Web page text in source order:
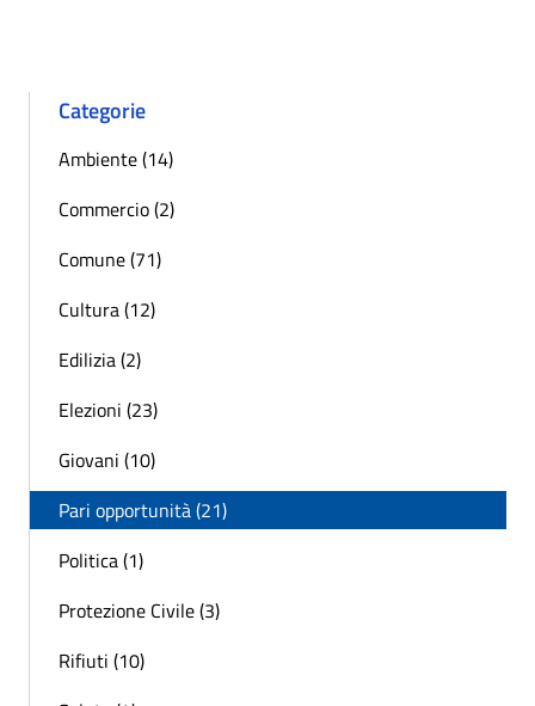
Categorie
Ambiente (14)
Commercio (2)
Comune (71)
Cultura (12)
Edilizia (2)
Elezioni (23)
Giovani (10)
Pari opportunità (21)
Politica (1)
Protezione Civile (3)
Rifiuti (10)